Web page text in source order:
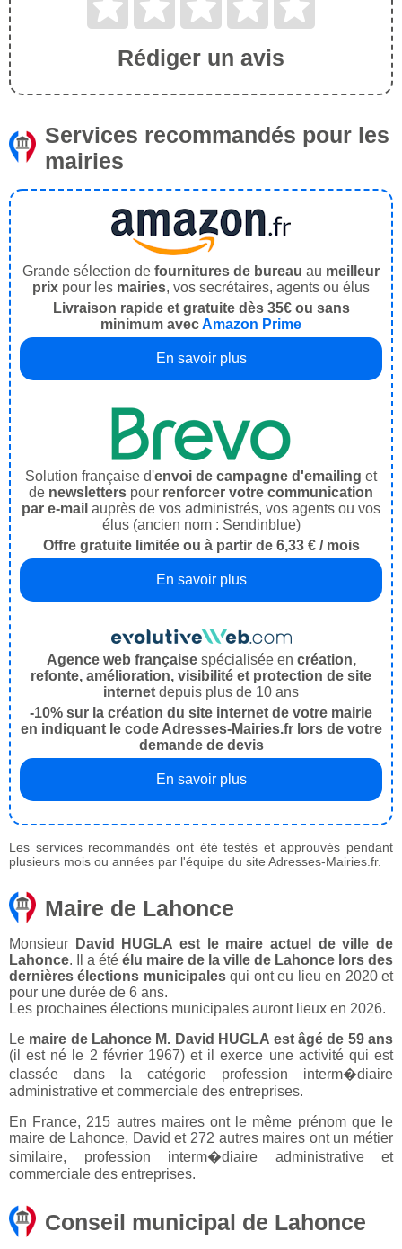
Rédiger un avis
Services recommandés pour les
mairies
Grande sélection de fournitures de bureau au meilleur
prix pour les mairies, vos secrétaires, agents ou élus
Livraison rapide et gratuite dès 35€ ou sans
minimum avecAmazon Prime
En savoir plus
Solution française d'envoi de campagne d'emailing et
de newsletters pour renforcer votre communication
par e-mail auprès de vos administrés, vos agents ou vos
élus (ancien nom : Sendinblue)
Offre gratuite limitée ou à partir de 6,33 € / mois
En savoir plus
Agence web françaisespécialisée en création,
refonte, amélioration, visibilité et protection de site
internet depuis plus de 10 ans
-10% sur la création du site internet de votre mairie
en indiquant le code Adresses-Mairies.fr lors de votre
demande de devis
En savoir plus
Les services recommandés ont été testés et approuvés pendant
plusieurs mois ou années par l'équipe du site Adresses-Mairies.fr.
Maire de Lahonce
Monsieur
David HUGLA est le maire actuel de ville de
Lahonce. Il a été élu maire de la ville de Lahonce lors des
dernières élections municipalesqui ont eu lieu en 2020 et
pour une durée de 6 ans.
Les prochaines élections municipales auront lieux en 2026.
Le maire de Lahonce M. David HUGLA est âgé de 59 ans
(il est né le 2 février 1967) et il exerce une activité qui est
classée dans la catégorie profession interm�diaire
administrative et commerciale des entreprises.
En France, 215 autres maires ont le même prénom que le
maire de Lahonce, David et 272 autres maires ont un métier
similaire, profession interm�diaire administrative et
commerciale des entreprises.
Conseil municipal de Lahonce